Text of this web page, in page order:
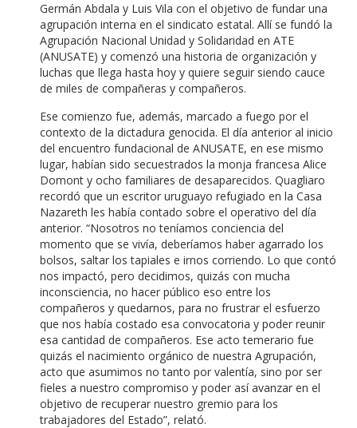
Germán Abdala y Luis Vila con el objetivo de fundar una
agrupación interna en el sindicato estatal. Allí se fundó la
Agrupación Nacional Unidad y Solidaridad en ATE
(ANUSATE) y comenzó una historia de organización y
luchas que llega hasta hoy y quiere seguir siendo cauce
de miles de compañeras y compañeros.
Ese comienzo fue, además, marcado a fuego por el
contexto de la dictadura genocida. El día anterior al inicio
del encuentro fundacional de ANUSATE, en ese mismo
lugar, habían sido secuestrados la monja francesa Alice
Domont y ocho familiares de desaparecidos. Quagliaro
recordó que un escritor uruguayo refugiado en la Casa
Nazareth les había contado sobre el operativo del día
anterior. “Nosotros no teníamos conciencia del
momento que se vivía, deberíamos haber agarrado los
bolsos, saltar los tapiales e irnos corriendo. Lo que contó
nos impactó, pero decidimos, quizás con mucha
inconsciencia, no hacer público eso entre los
compañeros y quedarnos, para no frustrar el esfuerzo
que nos había costado esa convocatoria y poder reunir
esa cantidad de compañeros. Ese acto temerario fue
quizás el nacimiento orgánico de nuestra Agrupación,
acto que asumimos no tanto por valentía, sino por ser
fieles a nuestro compromiso y poder así avanzar en el
objetivo de recuperar nuestro gremio para los
trabajadores del Estado”, relató.